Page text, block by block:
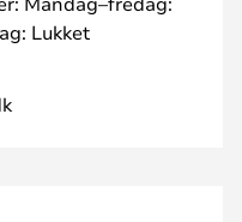
Lukket